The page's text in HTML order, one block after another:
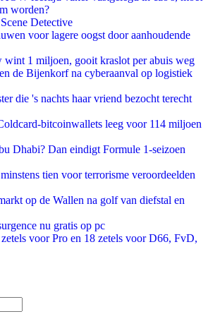
worden?
Detective
voor lagere oogst door aanhoudende
wint 1 miljoen, gooit kraslot per abuis weg
de Bijenkorf na cyberaanval op logistiek
die 's nachts haar vriend bezocht terecht
bitcoinwallets leeg voor 114 miljoen
Dhabi? Dan eindigt Formule 1-seizoen
tien voor terrorisme veroordeelden
op de Wallen na golf van diefstal en
nu gratis op pc
voor Pro en 18 zetels voor D66, FvD,